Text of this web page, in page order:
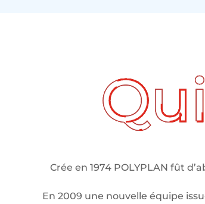
Crée en 1974 POLYPLAN fût
En 2009 une nouvelle équipe